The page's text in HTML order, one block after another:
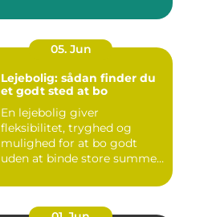
05. Jun
Lejebolig: sådan finder du
et godt sted at bo
En lejebolig giver
fleksibilitet, tryghed og
mulighed for at bo godt
uden at binde store summer